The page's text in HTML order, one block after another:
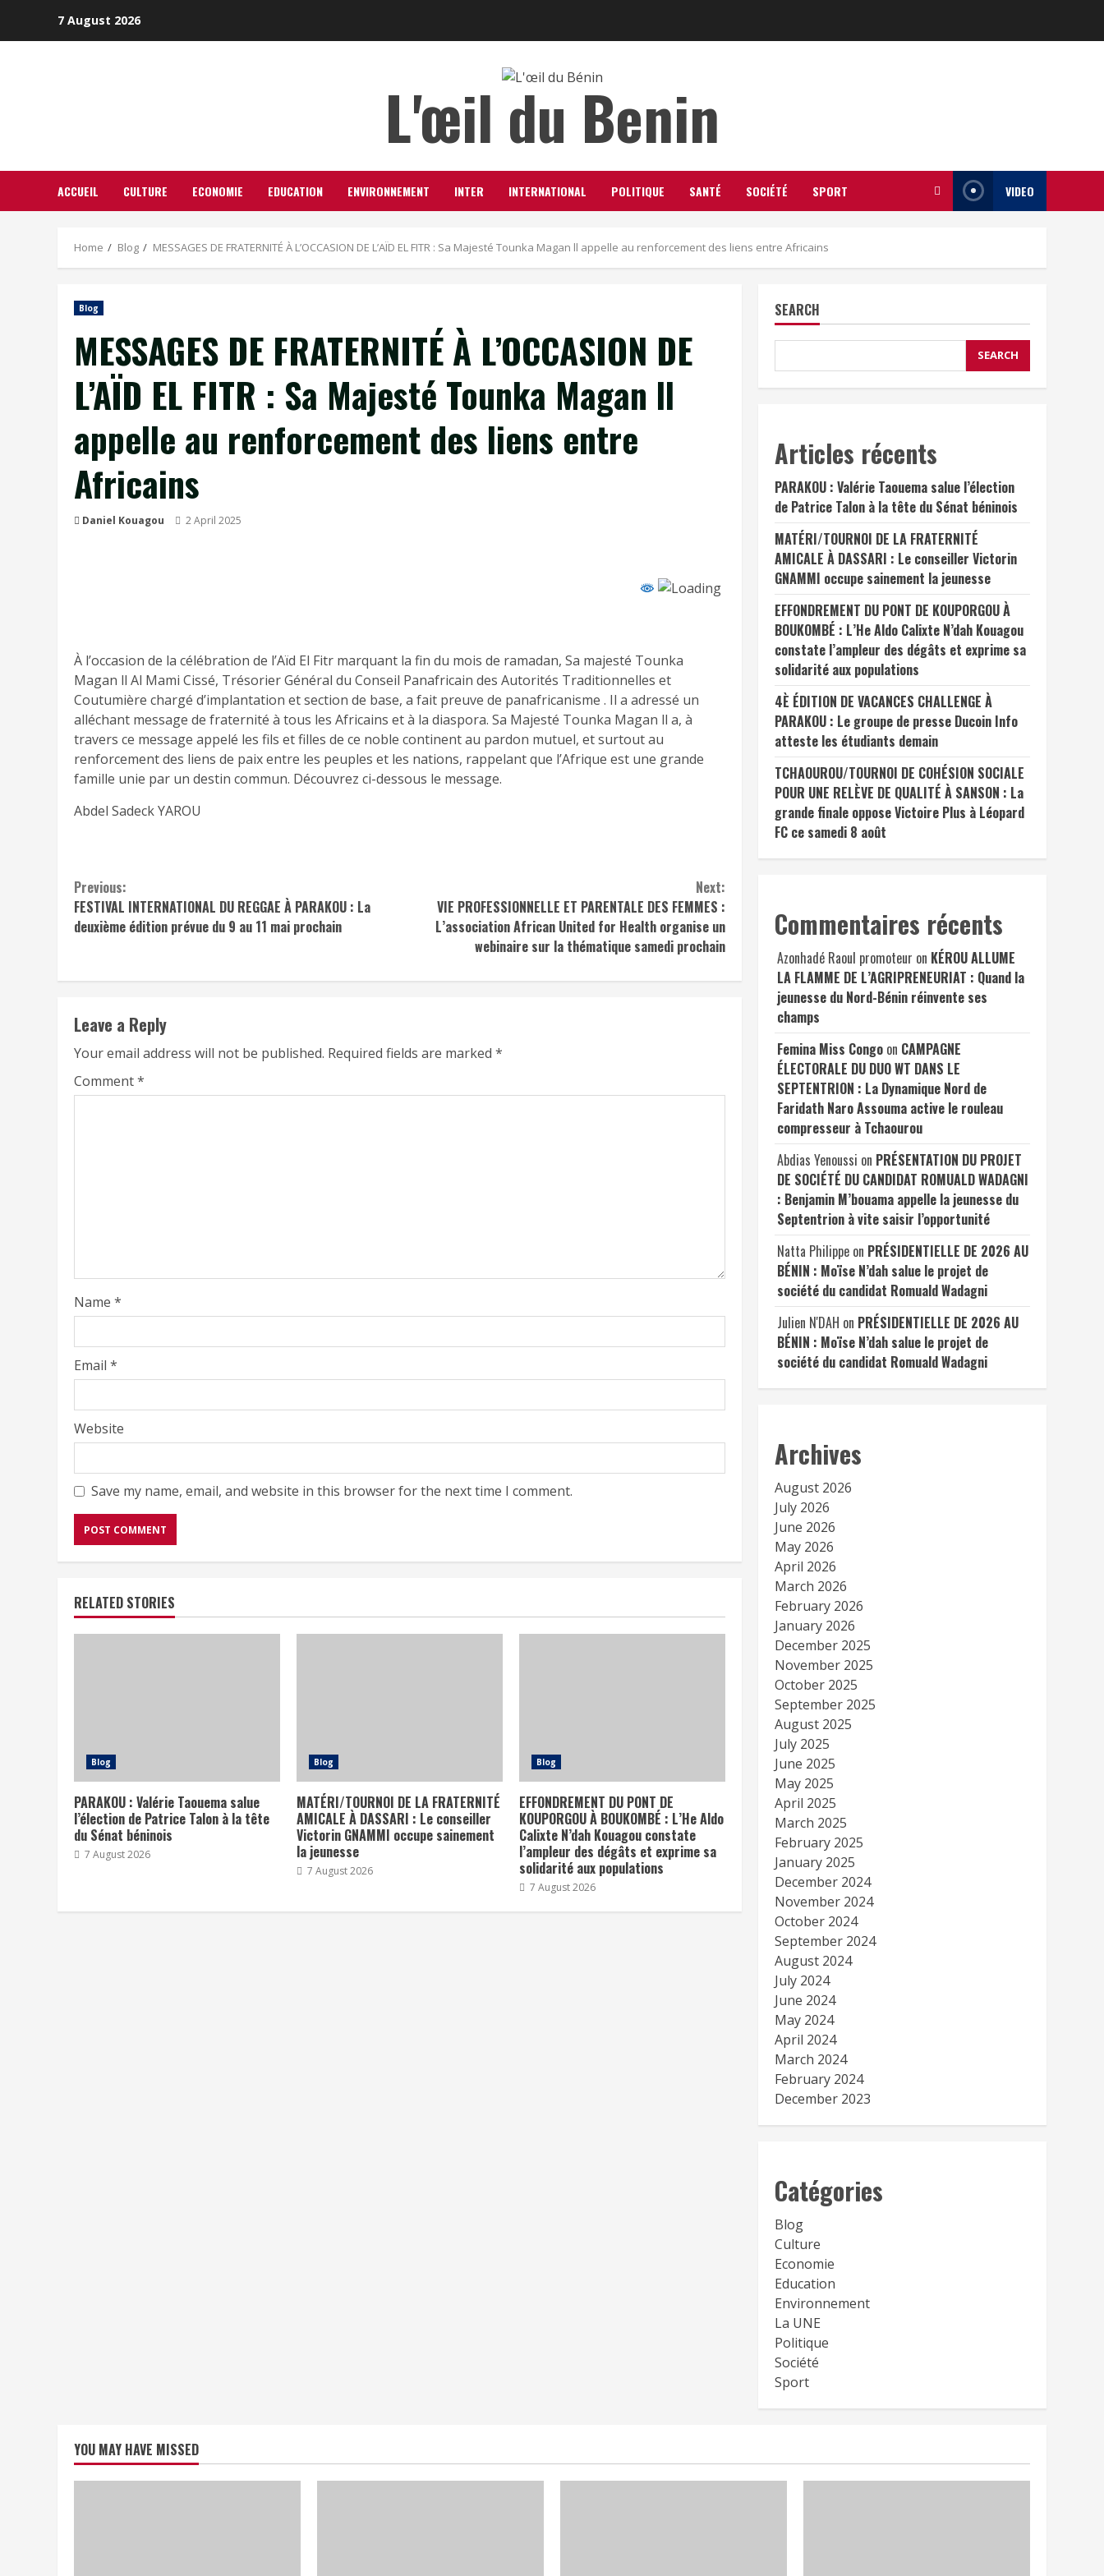
7 August 2026
L'œil du Benin
ACCUEIL CULTURE ECONOMIE EDUCATION ENVIRONNEMENT INTER INTERNATIONAL POLITIQUE SANTÉ SOCIÉTÉ SPORT VIDEO
Home Blog MESSAGES DE FRATERNITÉ À L’OCCASION DE L’AÏD EL FITR : Sa Majesté Tounka Magan ll appelle au renforcement des liens entre Africains
Blog
MESSAGES DE FRATERNITÉ À L’OCCASION DE
L’AÏD EL FITR : Sa Majesté Tounka Magan ll
appelle au renforcement des liens entre
Africains
Daniel Kouagou 2 April 2025
À l’occasion de la célébration de l’Aïd El Fitr marquant la fin du mois de ramadan, Sa majesté Tounka
Magan ll Al Mami Cissé, Trésorier Général du Conseil Panafricain des Autorités Traditionnelles et
Coutumière chargé d’implantation et section de base, a fait preuve de panafricanisme . Il a adressé un
alléchant message de fraternité à tous les Africains et à la diaspora. Sa Majesté Tounka Magan ll a, à
travers ce message appelé les fils et filles de ce noble continent au pardon mutuel, et surtout au
renforcement des liens de paix entre les peuples et les nations, rappelant que l’Afrique est une grande
famille unie par un destin commun. Découvrez ci-dessous le message.
Abdel Sadeck YAROU
Continue
Reading
Previous:
FESTIVAL INTERNATIONAL DU REGGAE À PARAKOU : La
deuxième édition prévue du 9 au 11 mai prochain
Next:
VIE PROFESSIONNELLE ET PARENTALE DES FEMMES :
L’association African United for Health organise un
webinaire sur la thématique samedi prochain
Leave a Reply
Your email address will not be published. Required fields are marked *
Comment*
Name *
Email *
Website
Save my name, email, and website in this browser for the next time I comment.
RELATED STORIES
Blog
PARAKOU : Valérie Taouema salue
l’élection de Patrice Talon à la tête
du Sénat béninois
7 August 2026
Blog
MATÉRI/TOURNOI DE LA FRATERNITÉ
AMICALE À DASSARI : Le conseiller
Victorin GNAMMI occupe sainement
la jeunesse
7 August 2026
Blog
EFFONDREMENT DU PONT DE
KOUPORGOU À BOUKOMBÉ : L’He Aldo
Calixte N’dah Kouagou constate
l’ampleur des dégâts et exprime sa
solidarité aux populations
7 August 2026
SEARCH
SEARCH
Articles récents
PARAKOU : Valérie Taouema salue l’élection
de Patrice Talon à la tête du Sénat béninois
MATÉRI/TOURNOI DE LA FRATERNITÉ
AMICALE À DASSARI : Le conseiller Victorin
GNAMMI occupe sainement la jeunesse
EFFONDREMENT DU PONT DE KOUPORGOU À
BOUKOMBÉ : L’He Aldo Calixte N’dah Kouagou
constate l’ampleur des dégâts et exprime sa
solidarité aux populations
4È ÉDITION DE VACANCES CHALLENGE À
PARAKOU : Le groupe de presse Ducoin Info
atteste les étudiants demain
TCHAOUROU/TOURNOI DE COHÉSION SOCIALE
POUR UNE RELÈVE DE QUALITÉ À SANSON : La
grande finale oppose Victoire Plus à Léopard
FC ce samedi 8 août
Commentaires récents
Azonhadé Raoul promoteur on KÉROU ALLUME
LA FLAMME DE L’AGRIPRENEURIAT : Quand la
jeunesse du Nord-Bénin réinvente ses
champs
Femina Miss Congoon CAMPAGNE
ÉLECTORALE DU DUO WT DANS LE
SEPTENTRION : La Dynamique Nord de
Faridath Naro Assouma active le rouleau
compresseur à Tchaourou
Abdias Yenoussi on PRÉSENTATION DU PROJET
DE SOCIÉTÉ DU CANDIDAT ROMUALD WADAGNI
: Benjamin M’bouama appelle la jeunesse du
Septentrion à vite saisir l’opportunité
Natta Philippeon PRÉSIDENTIELLE DE 2026 AU
BÉNIN : Moïse N’dah salue le projet de
société du candidat Romuald Wadagni
Julien N'DAH on PRÉSIDENTIELLE DE 2026 AU
BÉNIN : Moïse N’dah salue le projet de
société du candidat Romuald Wadagni
Archives
August 2026
July 2026
June 2026
May 2026
April 2026
March 2026
February 2026
January 2026
December 2025
November 2025
October 2025
September 2025
August 2025
July 2025
June 2025
May 2025
April 2025
March 2025
February 2025
January 2025
December 2024
November 2024
October 2024
September 2024
August 2024
July 2024
June 2024
May 2024
April 2024
March 2024
February 2024
December 2023
Catégories
Blog
Culture
Economie
Education
Environnement
La UNE
Politique
Société
Sport
YOU MAY HAVE MISSED